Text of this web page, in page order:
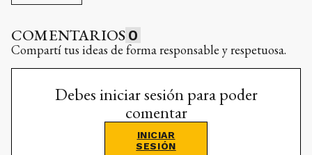
COMENTARIOS 0
Compartí tus ideas de forma responsable y respetuosa.
Debes iniciar sesión para poder
comentar
INICIAR
SESIÓN